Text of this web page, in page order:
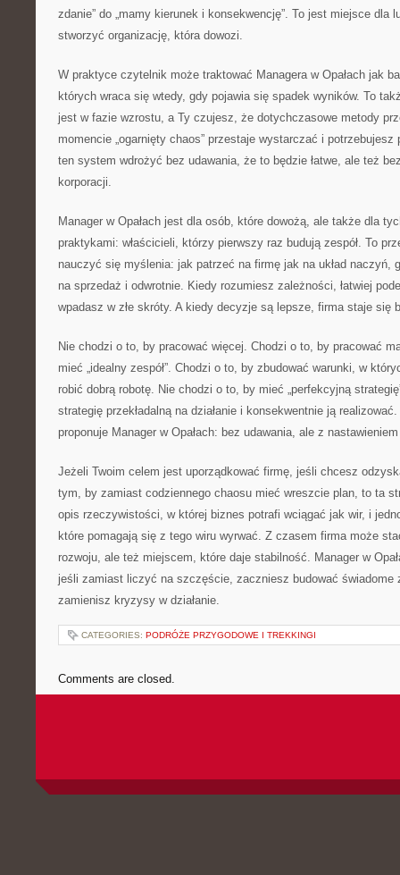
zdanie” do „mamy kierunek i konsekwencję”. To jest miejsce dla
stworzyć organizację, która dowozi.
W praktyce czytelnik może traktować Managera w Opałach jak
których wraca się wtedy, gdy pojawia się spadek wyników. To
jest w fazie wzrostu, a Ty czujesz, że dotychczasowe metody
momencie „ogarnięty chaos” przestaje wystarczać i potrzebujesz
ten system wdrożyć bez udawania, że to będzie łatwe, ale też
korporacji.
Manager w Opałach jest dla osób, które dowożą, ale także dla
praktykami: właścicieli, którzy pierwszy raz budują zespół. To
nauczyć się myślenia: jak patrzeć na firmę jak na układ naczyń,
na sprzedaż i odwrotnie. Kiedy rozumiesz zależności, łatwiej
wpadasz w złe skróty. A kiedy decyzje są lepsze, firma staje się
Nie chodzi o to, by pracować więcej. Chodzi o to, by pracować
mieć „idealny zespół”. Chodzi o to, by zbudować warunki, w
robić dobrą robotę. Nie chodzi o to, by mieć „perfekcyjną
strategię przekładalną na działanie i konsekwentnie ją
proponuje Manager w Opałach: bez udawania, ale z
Jeżeli Twoim celem jest uporządkować firmę, jeśli chcesz
tym, by zamiast codziennego chaosu mieć wreszcie plan, to ta
opis rzeczywistości, w której biznes potrafi wciągać jak wir, i
które pomagają się z tego wiru wyrwać. Z czasem firma może
rozwoju, ale też miejscem, które daje stabilność. Manager w
jeśli zamiast liczyć na szczęście, zaczniesz budować świadome
zamienisz kryzysy w działanie.
CATEGORIES: PODRÓŻE PRZYGODOWE I TREKKINGI
Comments are closed.